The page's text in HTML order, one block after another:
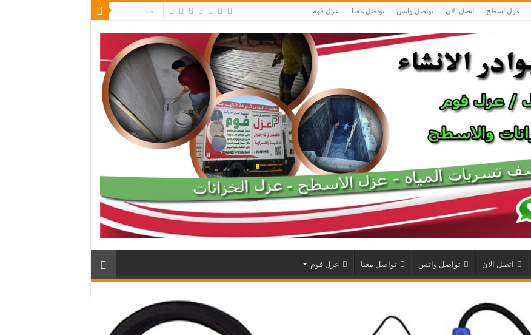
عزل اسطح اتصل الان تواصل واتس تواصل معنا عزل فوم
اتصل الان تواصل واتس تواصل معنا عزل فوم